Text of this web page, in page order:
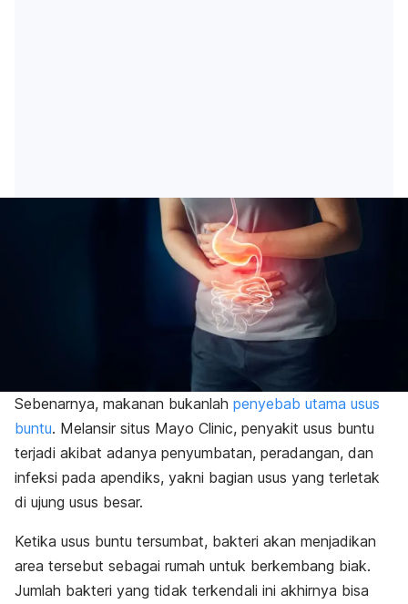
Sebenarnya, makanan bukanlah penyebab utama usus
buntu. Melansir situs Mayo Clinic, penyakit usus buntu
terjadi akibat adanya penyumbatan, peradangan, dan
infeksi pada apendiks, yakni bagian usus yang terletak
di ujung usus besar.
Ketika usus buntu tersumbat, bakteri akan menjadikan
area tersebut sebagai rumah untuk berkembang biak.
Jumlah bakteri yang tidak terkendali ini akhirnya bisa